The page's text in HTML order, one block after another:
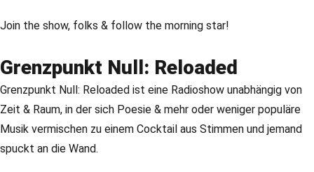
Join the show, folks & follow the morning star!
Grenzpunkt Null: Reloaded
Grenzpunkt Null: Reloaded ist eine Radioshow unabhängig von
Zeit & Raum, in der sich Poesie & mehr oder weniger populäre
Musik vermischen zu einem Cocktail aus Stimmen und jemand
spuckt an die Wand.